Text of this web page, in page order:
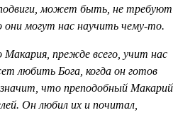
может быть, не требуют
они могут нас научить чему-то.
Макария, прежде всего, учит нас
любить Бога, когда он готов
что преподобный Макарий
Он любил их и почитал,